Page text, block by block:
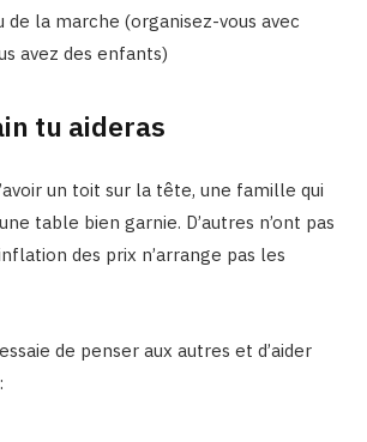
de la marche (organisez-vous avec
avez des enfants)
tu aideras
un toit sur la tête, une famille qui
table bien garnie. D’autres n’ont pas
des prix n’arrange pas les
de penser aux autres et d’aider